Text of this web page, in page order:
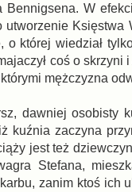
W
Księstwa
której wiedział
coś o
mężczyzna
dawniej osobisty
kuźnia zaczyna
jest też
Stefana,
zanim ktoś ich